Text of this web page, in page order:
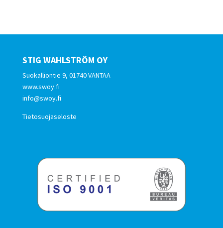
STIG WAHLSTRÖM OY
Suokalliontie 9, 01740 VANTAA
www.swoy.fi
info@swoy.fi
Tietosuojaseloste